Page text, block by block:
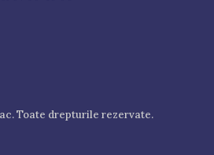
Toate drepturile rezervate.